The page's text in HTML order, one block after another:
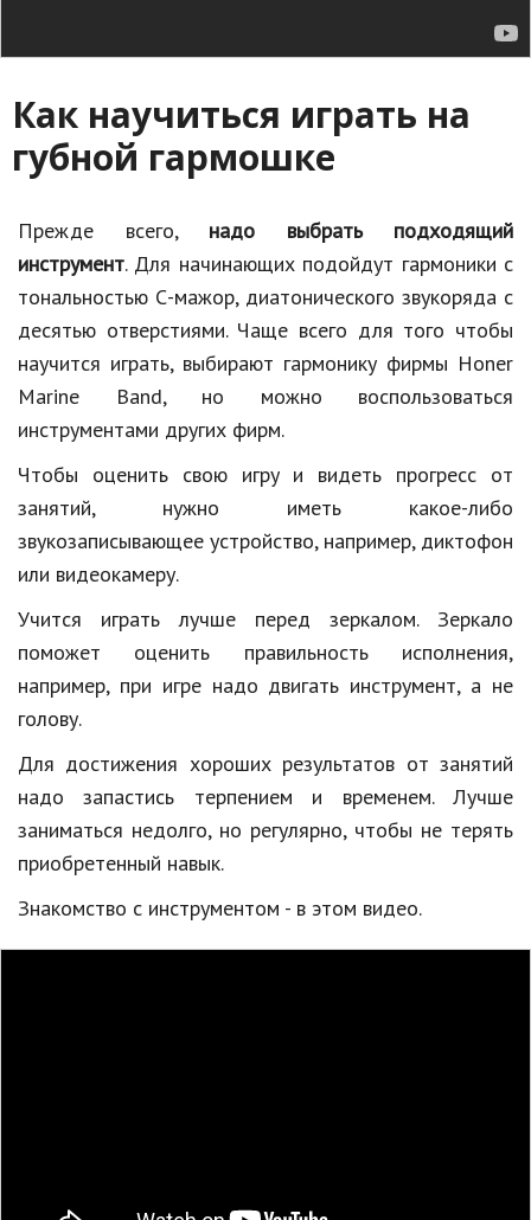
Как научиться играть на
губной гармошке
Прежде всего, надо выбрать подходящий
инструмент. Для начинающих подойдут гармоники с
тональностью С-мажор, диатонического звукоряда с
десятью отверстиями. Чаще всего для того чтобы
научится играть, выбирают гармонику фирмы Honer
Marine Band, но можно воспользоваться
инструментами других фирм.
Чтобы оценить свою игру и видеть прогресс от
занятий, нужно иметь какое-либо
звукозаписывающее устройство, например, диктофон
или видеокамеру.
Учится играть лучше перед зеркалом. Зеркало
поможет оценить правильность исполнения,
например, при игре надо двигать инструмент, а не
голову.
Для достижения хороших результатов от занятий
надо запастись терпением и временем. Лучше
заниматься недолго, но регулярно, чтобы не терять
приобретенный навык.
Знакомство с инструментом - в этом видео.